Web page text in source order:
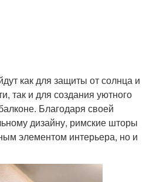
как для защиты от солнца и
так и для создания уютного
Благодаря своей
дизайну, римские шторы
элементом интерьера, но и